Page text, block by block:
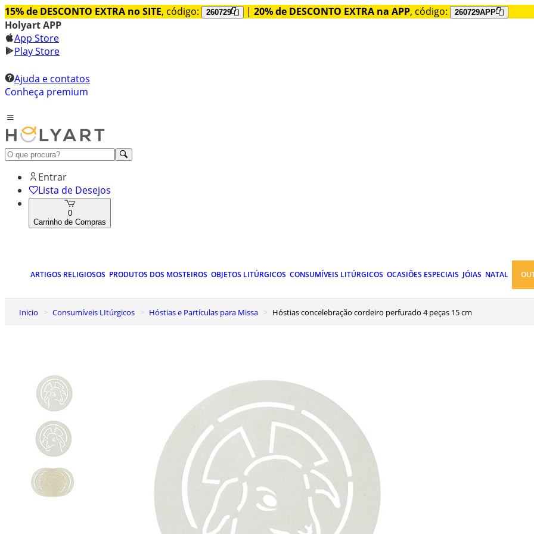
15% de DESCONTO EXTRA no SITE, código: 260729 | 20% de DESCONTO EXTRA na APP, código: 260729APP
Holyart APP
App Store
Play Store
Ajuda e contatos
Conheça premium
Entrar
Lista de Desejos
0
Carrinho de Compras
ARTIGOS RELIGIOSOS PRODUTOS DOS MOSTEIROS OBJETOS LITÚRGICOS CONSUMÍVEIS LITÚRGICOS OCASIÕES ESPECIAIS JÓIAS NATAL
Inicio Consumíveis LItúrgicos Hóstias e Partículas para Missa Hóstias concelebração cordeiro perfurado 4 peças 15 cm